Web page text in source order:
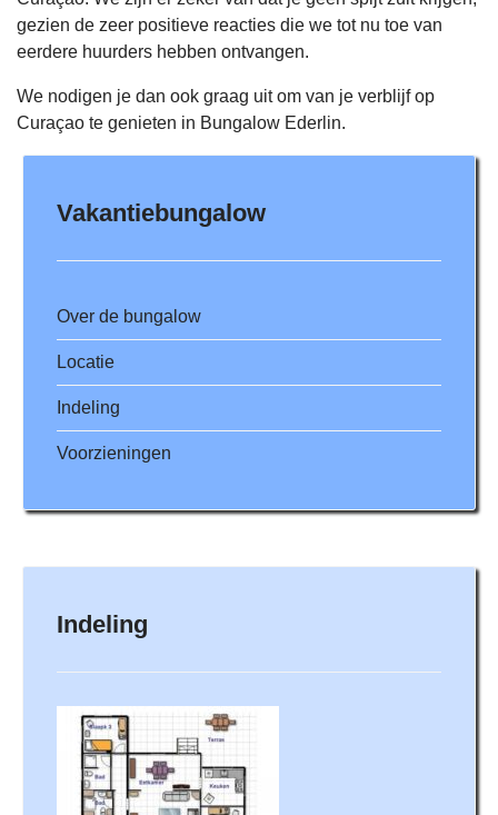
gezien de zeer positieve reacties die we tot nu toe van
eerdere huurders hebben ontvangen.
We nodigen je dan ook graag uit om van je verblijf op
Curaçao te genieten in Bungalow Ederlin.
Vakantiebungalow
Over de bungalow
Locatie
Indeling
Voorzieningen
Indeling